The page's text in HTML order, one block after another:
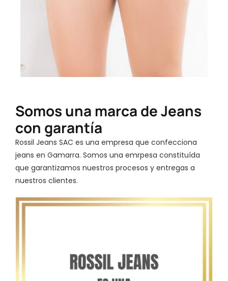
Somos una marca de Jeans
con garantía
Rossil Jeans SAC es una empresa que confecciona
jeans en Gamarra. Somos una emrpesa constituída
que garantizamos nuestros procesos y entregas a
nuestros clientes.